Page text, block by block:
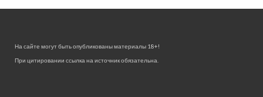
На сайте могут быть опубликованы материалы 18+!
При цитировании ссылка на источник обязательна.